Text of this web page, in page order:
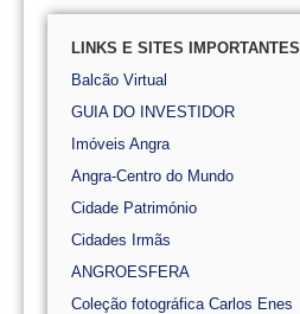
LINKS E SITES IMPORTANTES
Balcão Virtual
GUIA DO INVESTIDOR
Imóveis Angra
Angra-Centro do Mundo
Cidade Património
Cidades Irmãs
ANGROESFERA
Coleção fotográfica Carlos Enes